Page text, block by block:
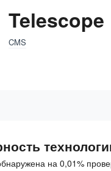
Telescope
CMS
на 0,01%